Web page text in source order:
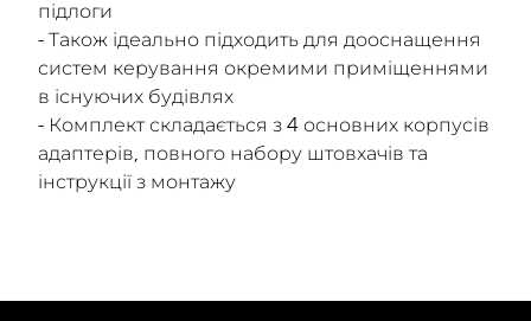
підлоги
- Також ідеально підходить для дооснащення
систем керування окремими приміщеннями
в існуючих будівлях
- Комплект складається з 4 основних корпусів
адаптерів, повного набору штовхачів та
інструкції з монтажу